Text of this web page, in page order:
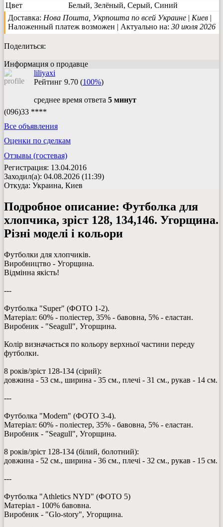
Цвет
Белый, Зелёный, Серый, Синий
Доставка: Нова Пошта, Укрпошта по всей Украине| Киев|
Наложенный платеж возможен | Актуально на: 30 июля 2026
Поделиться:
Информация о продавце
liliyaxi
Рейтинг 9.70 (100%)
среднее время ответа 5 минут
(096)33 ****
Все объявления
Оценки по сделкам
Отзывы (гостевая)
Регистрация: 13.04.2016
Заходил(а): 04.08.2026 (11:39)
Откуда: Украина, Киев
Подробное описание: Футболка для
хлопчика, зріст 128, 134,146. Угорщина.
Різні моделі і кольори
Футболки для хлопчиків.
Виробництво - Угорщина.
Відмінна якість!
---
Футболка "Super" (ФОТО 1-2).
Матеріал: 60% - поліестер, 35% - бавовна, 5% - еластан.
Виробник - "Seagull", Угорщина.
Колір визначається по кольору верхньої частини переду
футболки.
8 років/зріст 128-134 (сірий):
довжина - 53 см., ширина - 35 см., плечі - 31 см., рукав - 14 см.
---
Футболка "Modern" (ФОТО 3-4).
Матеріал: 60% - поліестер, 35% - бавовна, 5% - еластан.
Виробник - "Seagull", Угорщина.
8 років/зріст 128-134 (білий, болотний):
довжина - 52 см., ширина - 36 см., плечі - 32 см., рукав - 15 см.
---
Футболка "Athletics NYD" (ФОТО 5)
Матеріал - 100% бавовна.
Виробник - "Glo-story", Угорщина.